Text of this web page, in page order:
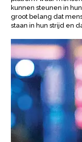
kunnen steunen in
groot belang dat
staan in hun strijd en